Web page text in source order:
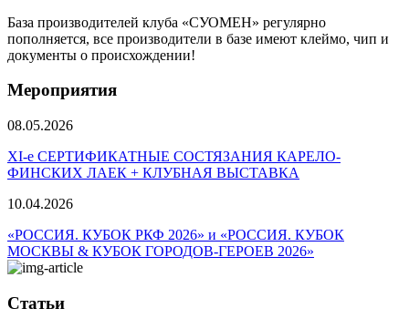
База производителей клуба «СУОМЕН» регулярно
пополняется, все производители в базе имеют клеймо, чип и
документы о происхождении!
Мероприятия
08.05.2026
ХI-е СЕРТИФИКАТНЫЕ СОСТЯЗАНИЯ КАРЕЛО-
ФИНСКИХ ЛАЕК + КЛУБНАЯ ВЫСТАВКА
10.04.2026
«РОССИЯ. КУБОК РКФ 2026» и «РОССИЯ. КУБОК
МОСКВЫ & КУБОК ГОРОДОВ-ГЕРОЕВ 2026»
Статьи